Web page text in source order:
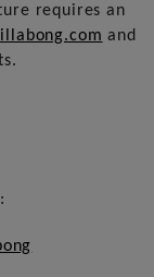
requires an
and